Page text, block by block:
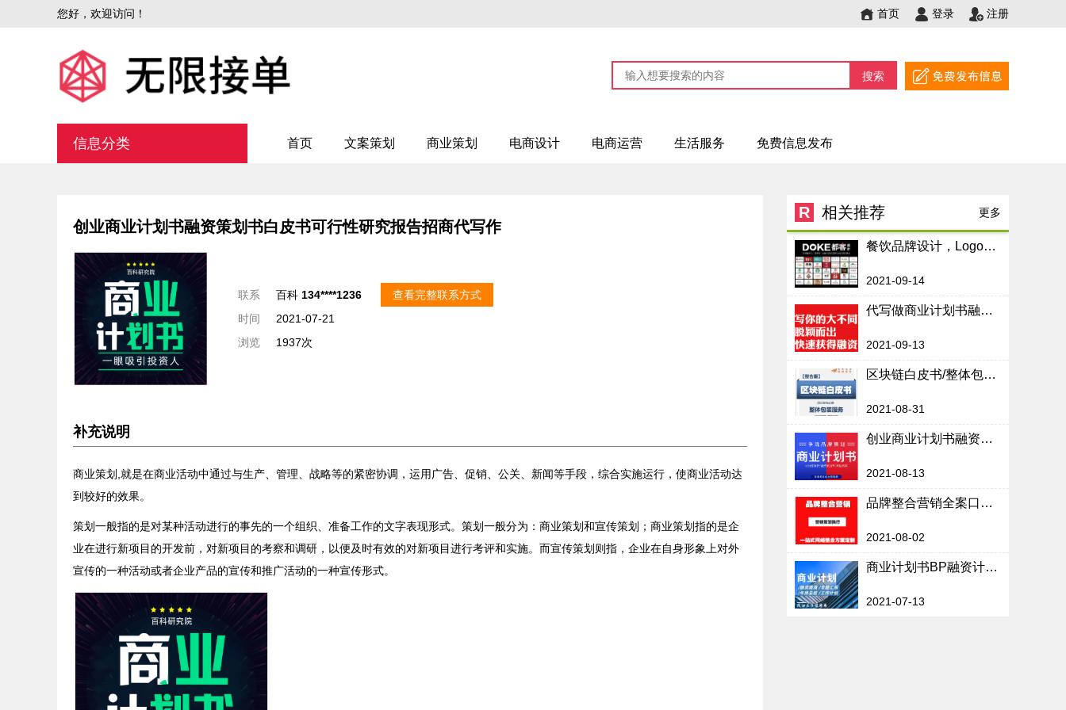
您好，欢迎访问！ 首页 登录 注册
搜索
信息分类 首页 文案策划 商业策划 电商设计 电商运营 生活服务 免费信息发布
创业商业计划书融资策划书白皮书可行性研究报告招商代写作
联系 百科 134****1236
查看完整联系方式
时间
2021-07-21
浏览
1937次
补充说明
商业策划,就是在商业活动中通过与生产、管理、战略等的紧密协调，运用广告、促销、公关、新闻等手段，综合实施运行，使商业活动达
到较好的效果。
策划一般指的是对某种活动进行的事先的一个组织、准备工作的文字表现形式。策划一般分为：商业策划和宣传策划；商业策划指的是企
业在进行新项目的开发前，对新项目的考察和调研，以便及时有效的对新项目进行考评和实施。而宣传策划则指，企业在自身形象上对外
宣传的一种活动或者企业产品的宣传和推广活动的一种宣传形式。
R 相关推荐 更多
餐饮品牌设计，Logo设计，文案策划，海报空间设计
2021-09-14
代写做商业计划书融资计划书BP路演PPT撰写作
2021-09-13
区块链白皮书/整体包装服务
2021-08-31
创业商业计划书融资策划书招商项目路演可行性研究报告代写作撰写
2021-08-13
品牌整合营销全案口碑营销策划执行新媒体整合营销策划
2021-08-02
商业计划书BP融资计划可行性研究报告项目路演PPT框架模板等
2021-07-13